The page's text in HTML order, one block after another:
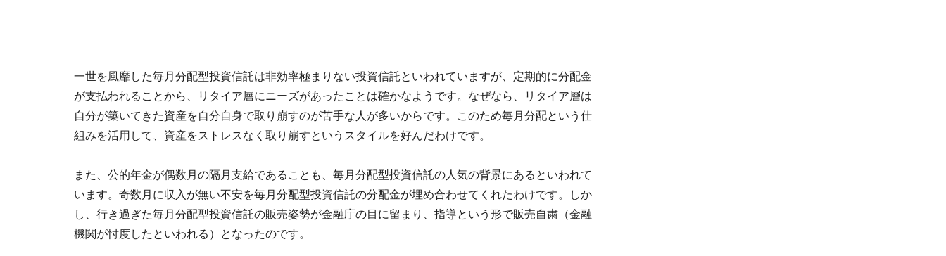
一世を風靡した毎月分配型投資信託は非効率極まりない投資信託といわれていますが、定期的に分配金
が支払われることから、リタイア層にニーズがあったことは確かなようです。なぜなら、リタイア層は
自分が築いてきた資産を自分自身で取り崩すのが苦手な人が多いからです。このため毎月分配という仕
組みを活用して、資産をストレスなく取り崩すというスタイルを好んだわけです。
また、公的年金が偶数月の隔月支給であることも、毎月分配型投資信託の人気の背景にあるといわれて
います。奇数月に収入が無い不安を毎月分配型投資信託の分配金が埋め合わせてくれたわけです。しか
し、行き過ぎた毎月分配型投資信託の販売姿勢が金融庁の目に留まり、指導という形で販売自粛（金融
機関が忖度したといわれる）となったのです。